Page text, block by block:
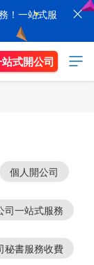
！一站式服
式開公司
個人開公司
司一站式服務
秘書服務收費